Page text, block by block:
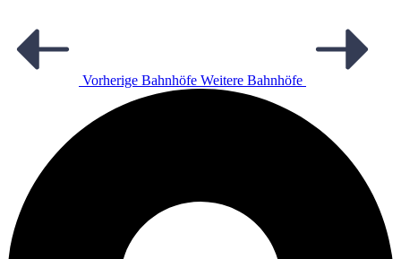
Vorherige Bahnhöfe Weitere Bahnhöfe